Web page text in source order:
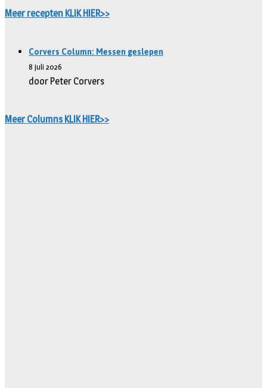
Meer recepten KLIK HIER>>
Corvers Column: Messen geslepen
8 juli 2026
door Peter Corvers
Meer Columns KLIK HIER>>